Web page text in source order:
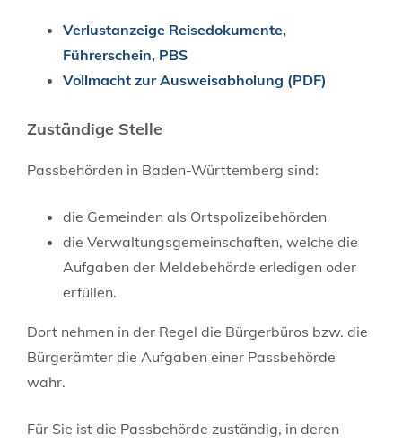
Verlustanzeige Reisedokumente,
Führerschein, PBS
Vollmacht zur Ausweisabholung (PDF)
Zuständige Stelle
Passbehörden in Baden-Württemberg sind:
die Gemeinden als Ortspolizeibehörden
die Verwaltungsgemeinschaften, welche die
Aufgaben der Meldebehörde erledigen oder
erfüllen.
Dort nehmen in der Regel die Bürgerbüros bzw. die
Bürgerämter die Aufgaben einer Passbehörde
wahr.
Für Sie ist die Passbehörde zuständig, in deren